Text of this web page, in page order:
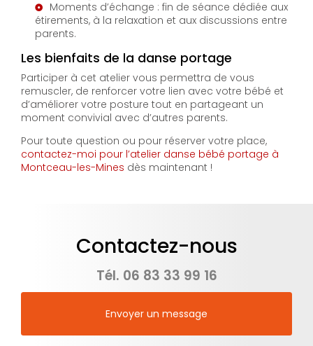
Moments d’échange : fin de séance dédiée aux
étirements, à la relaxation et aux discussions entre
parents.
Les bienfaits de la danse portage
Participer à cet atelier vous permettra de vous
remuscler, de renforcer votre lien avec votre bébé et
d’améliorer votre posture tout en partageant un
moment convivial avec d’autres parents.
Pour toute question ou pour réserver votre place,
contactez-moi pour l’atelier danse bébé portage à
Montceau-les-Mines dès maintenant !
Contactez-nous
Tél. 06 83 33 99 16
Envoyer un message